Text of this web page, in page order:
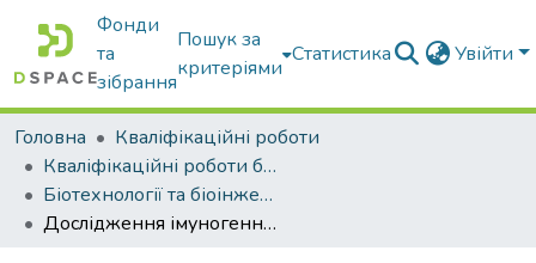
Фонди
та
зібрання
Пошук за
критеріями
Статистика Увійти
Головна
Кваліфікаційні роботи
Кваліфікаційні роботи бакалаврів
Біотехнології та біоінженерія
Дослідження імуногенних та молекулярно-біологічних властивостей вірусів, що уражають рослини родини Solanacea для розробки систем діагнистики